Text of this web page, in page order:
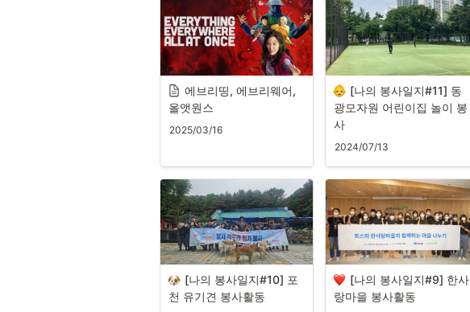
에브리띵, 에브리웨어,
올앳원스
2025/03/16
[나의 봉사일지#11] 동
광모자원 어린이집 놀이 봉
사
2024/07/13
[나의 봉사일지#10] 포
천 유기견 봉사활동
[나의 봉사일지#9] 한사
랑마을 봉사활동